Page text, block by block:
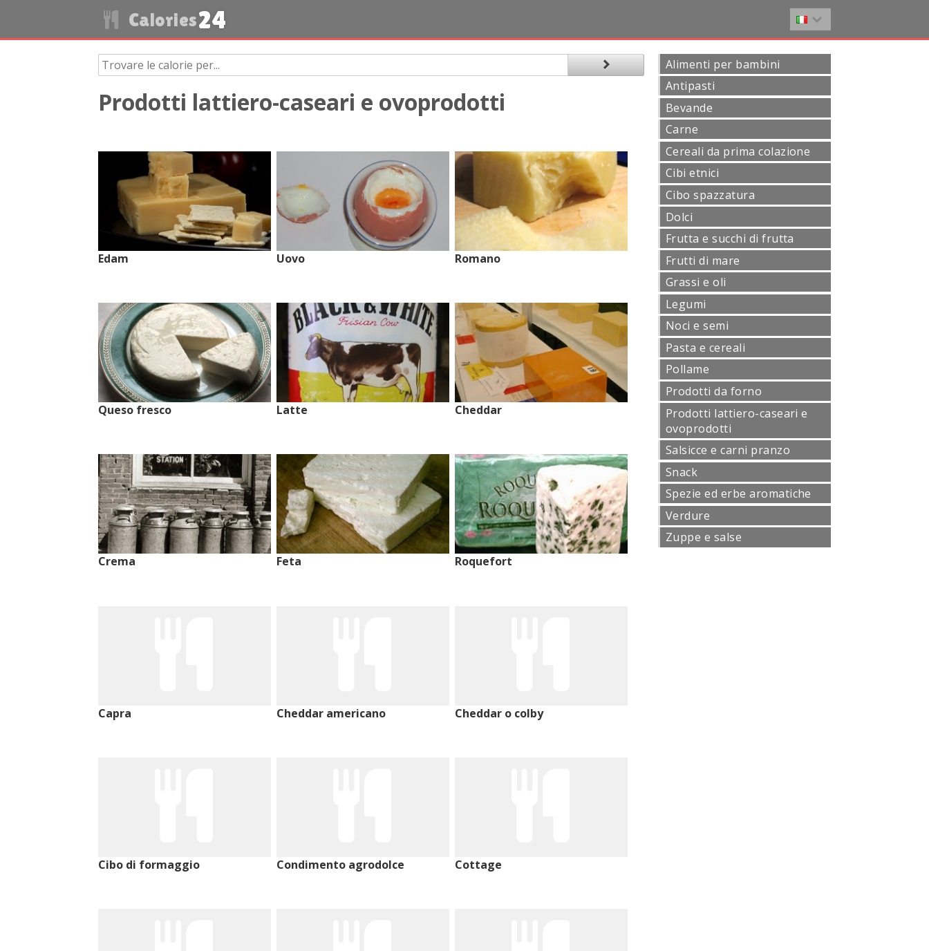
Calories24
Prodotti lattiero-caseari e ovoprodotti
Edam Uovo Romano
Queso fresco Latte Cheddar
Crema Feta Roquefort
Capra Cheddar americano Cheddar o colby
Cibo di formaggio Condimento agrodolce Cottage
Alimenti per bambini
Antipasti
Bevande
Carne
Cereali da prima colazione
Cibi etnici
Cibo spazzatura
Dolci
Frutta e succhi di frutta
Frutti di mare
Grassi e oli
Legumi
Noci e semi
Pasta e cereali
Pollame
Prodotti da forno
Prodotti lattiero-caseari e
ovoprodotti
Salsicce e carni pranzo
Snack
Spezie ed erbe aromatiche
Verdure
Zuppe e salse